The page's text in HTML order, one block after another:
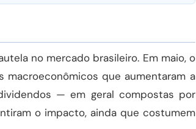
no mercado brasileiro. Em maio, o
macroeconômicos que aumentaram a
— em geral compostas por
o impacto, ainda que costumem